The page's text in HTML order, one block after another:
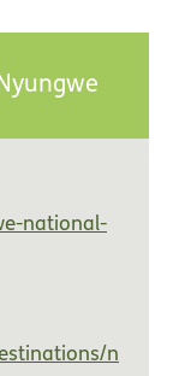
national-
n